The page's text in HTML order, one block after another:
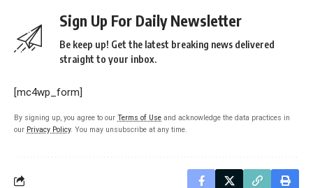
Sign Up For Daily Newsletter
Be keep up! Get the latest breaking news delivered
straight to your inbox.
[mc4wp_form]
By signing up, you agree to our Terms of Use and acknowledge the data practices in
our Privacy Policy. You may unsubscribe at any time.